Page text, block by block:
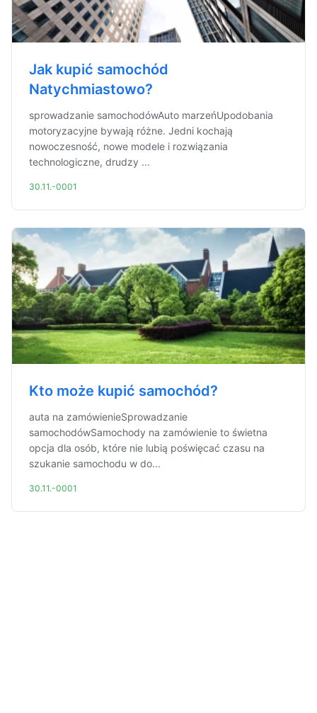
Jak kupić samochód
Natychmiastowo?
sprowadzanie samochodówAuto marzeńUpodobania
motoryzacyjne bywają różne. Jedni kochają
nowoczesność, nowe modele i rozwiązania
technologiczne, drudzy ...
30.11.-0001
Kto może kupić samochód?
auta na zamówienieSprowadzanie
samochodówSamochody na zamówienie to świetna
opcja dla osób, które nie lubią poświęcać czasu na
szukanie samochodu w do...
30.11.-0001